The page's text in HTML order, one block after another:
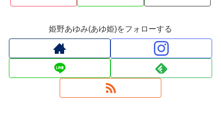
姫野あゆみ(あゆ姫)をフォローする